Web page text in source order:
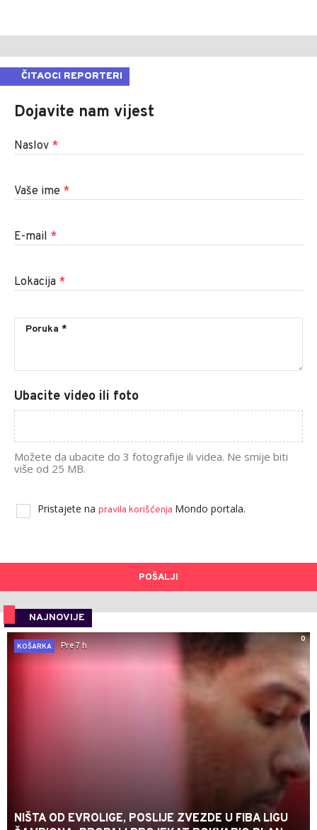
ČITAOCI REPORTERI
Dojavite nam vijest
Naslov *
Vaše ime *
E-mail *
Lokacija *
Ubacite video ili foto
Možete da ubacite do 3 fotografije ili videa. Ne smije biti
više od 25 MB.
Pristajete na pravila korišćenja Mondo portala.
POŠALJI
NAJNOVIJE
0
KOŠARKA
Pre 7 h
NIŠTA OD EVROLIGE, POSLIJE ZVEZDE U FIBA LIGU